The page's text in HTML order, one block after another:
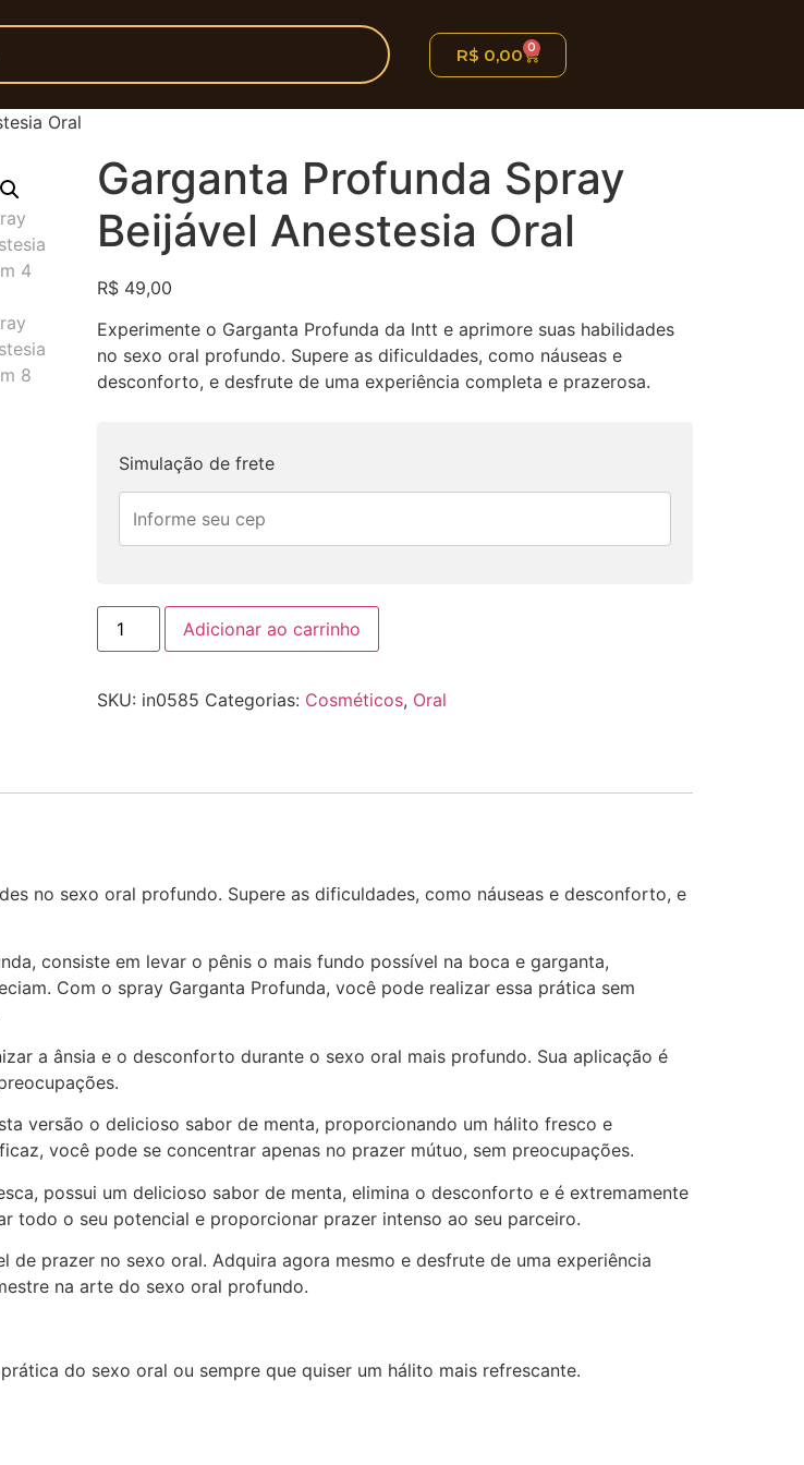
R$ 0,00 0
Oral
Garganta Profunda Spray
Beijável Anestesia Oral
R$49,00
Experimente o Garganta Profunda da Intt e aprimore suas habilidades
no sexo oral profundo. Supere as dificuldades, como náuseas e
desconforto, e desfrute de uma experiência completa e prazerosa.
Simulação de frete
Adicionar ao carrinho
SKU: in0585 Categorias: Cosméticos, Oral
no sexo oral profundo. Supere as dificuldades, como náuseas e desconforto, e
consiste em levar o pênis o mais fundo possível na boca e garganta,
Com o spray Garganta Profunda, você pode realizar essa prática sem
a ânsia e o desconforto durante o sexo oral mais profundo. Sua aplicação é
versão o delicioso sabor de menta, proporcionando um hálito fresco e
você pode se concentrar apenas no prazer mútuo, sem preocupações.
possui um delicioso sabor de menta, elimina o desconforto e é extremamente
todo o seu potencial e proporcionar prazer intenso ao seu parceiro.
prazer no sexo oral. Adquira agora mesmo e desfrute de uma experiência
na arte do sexo oral profundo.
do sexo oral ou sempre que quiser um hálito mais refrescante.